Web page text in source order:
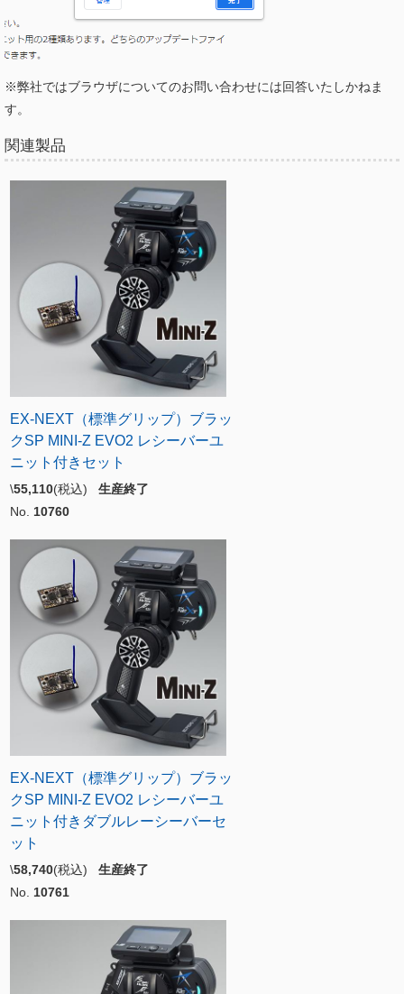
※弊社ではブラウザについてのお問い合わせには回答いたしかねま
す。
関連製品
EX-NEXT（標準グリップ）ブラッ
クSP MINI-Z EVO2 レシーバーユ
ニット付きセット
\55,110(税込) 生産終了
No. 10760
EX-NEXT（標準グリップ）ブラッ
クSP MINI-Z EVO2 レシーバーユ
ニット付きダブルレーシーバーセ
ット
\58,740(税込) 生産終了
No. 10761